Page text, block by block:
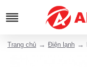
Trang chủ Điện lạnh